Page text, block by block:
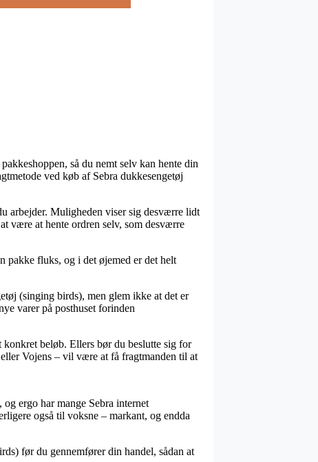
så du nemt selv kan hente din
ved køb af Sebra dukkesengetøj
arbejder. Muligheden viser sig desværre lidt
være at hente ordren selv, som desværre
fluks, og i det øjemed er det helt
(singing birds), men glem ikke at det er
varer på posthuset forinden
beløb. Ellers bør du beslutte sig for
Vojens – vil være at få fragtmanden til at
ergo har mange Sebra internet
også til voksne – markant, og endda
før du gennemfører din handel, sådan at